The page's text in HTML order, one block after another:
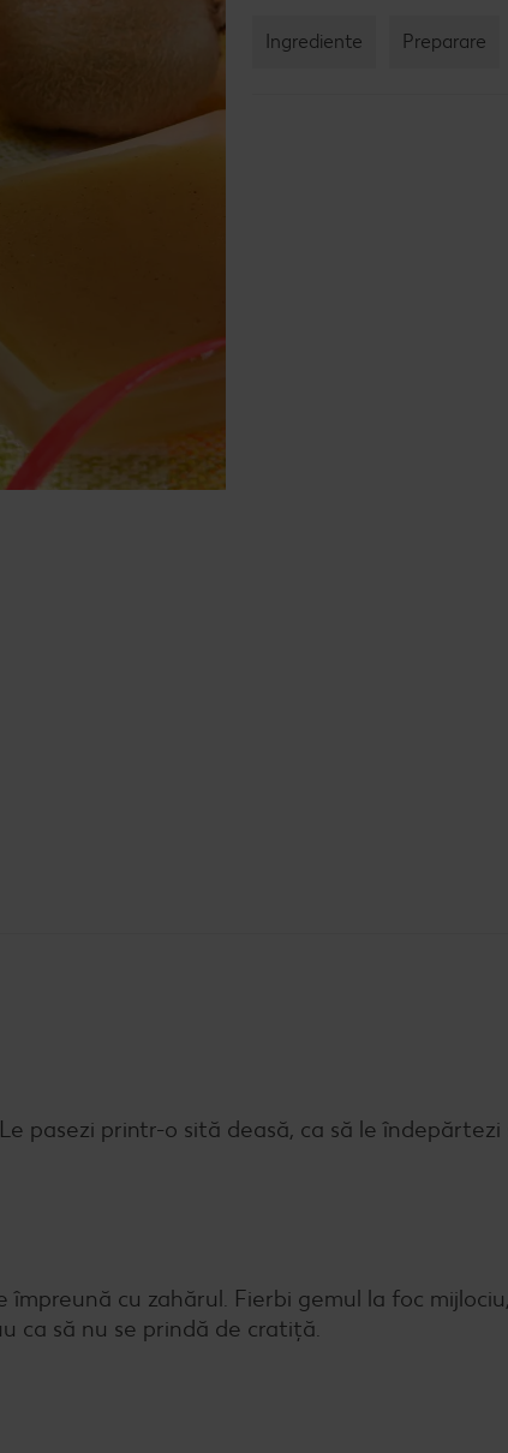
Ingrediente Preparare
pasezi printr-o sită deasă, ca să le îndepărtezi
cu zahărul. Fierbi gemul la foc
ca să nu se prindă de cratiță.